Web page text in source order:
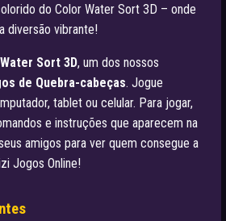
do Color Water Sort 3D – onde
diversão vibrante!
Sort 3D, um dos nossos
de Quebra-cabeças. Jogue
tablet ou celular. Para jogar,
e instruções que aparecem na
amigos para ver quem consegue a
Jogos Online!